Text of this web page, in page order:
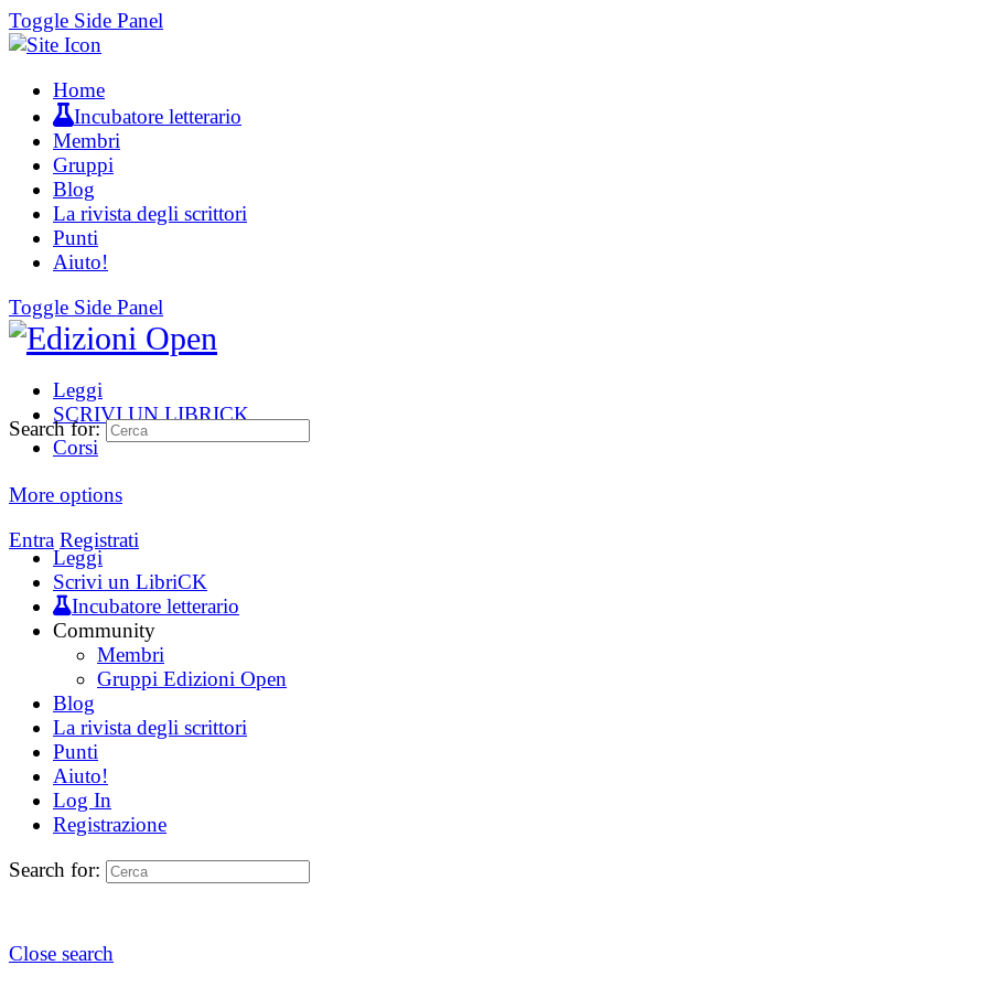
Toggle Side Panel
Home
Incubatore letterario
Membri
Gruppi
Blog
La rivista degli scrittori
Punti
Aiuto!
Toggle Side Panel
Leggi
SCRIVI UN LIBRICK
Corsi
More options
Entra Registrati
Search for:
Leggi
Scrivi un LibriCK
Incubatore letterario
Community
Membri
Gruppi Edizioni Open
Blog
La rivista degli scrittori
Punti
Aiuto!
Log In
Registrazione
Search for:
Close search